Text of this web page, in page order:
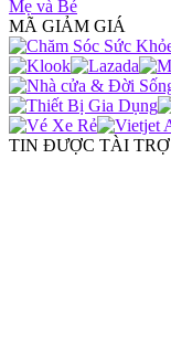
Mẹ và Bé
MÃ GIẢM GIÁ
TIN ĐƯỢC TÀI TRỢ